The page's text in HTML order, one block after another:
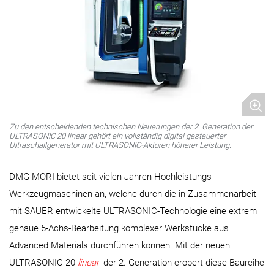
Zu den entscheidenden technischen Neuerungen der 2. Generation der
ULTRASONIC 20 linear gehört ein vollständig digital gesteuerter
Ultraschallgenerator mit ULTRASONIC-Aktoren höherer Leistung.
DMG MORI bietet seit vielen Jahren Hochleistungs-
Werkzeugmaschinen an, welche durch die in Zusammenarbeit
mit SAUER entwickelte ULTRASONIC-Technologie eine extrem
genaue 5-Achs-Bearbeitung komplexer Werkstücke aus
Advanced Materials durchführen können. Mit der neuen
ULTRASONIC 20 linear der 2. Generation erobert diese Baureihe